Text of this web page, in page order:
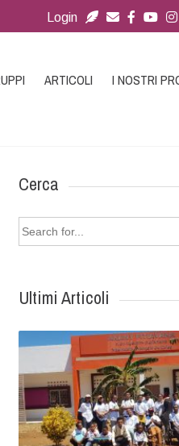
Login
ARTICOLI I NOSTRI
Cerca
Search
for:
Ultimi Articoli